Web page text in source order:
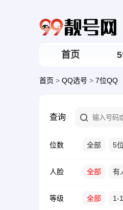
首页
首页 > QQ选号 > 7位QQ
查询
位数 全部 5
人脸 全部 有
等级 全部 1-